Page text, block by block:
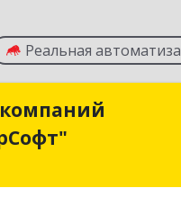
Реальная
Группа